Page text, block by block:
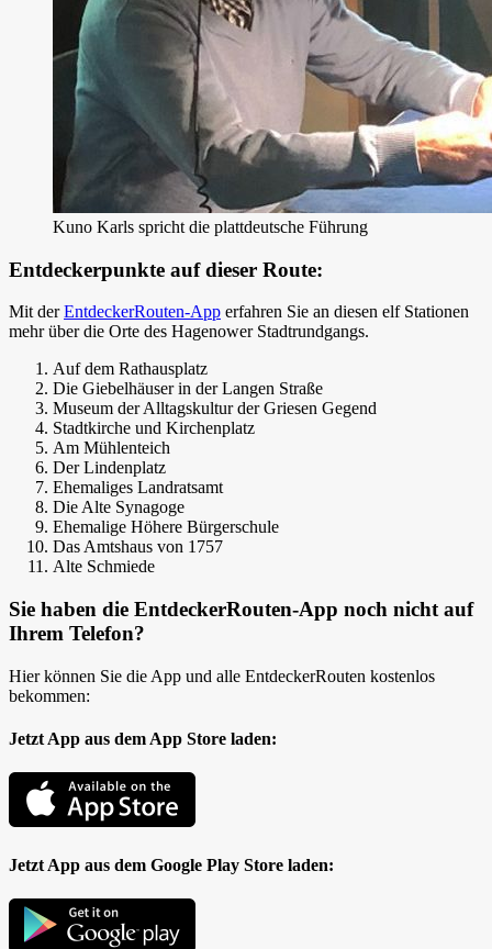
Kuno Karls spricht die plattdeutsche Führung
Entdeckerpunkte auf dieser Route:
Mit derEntdeckerRouten-App erfahren Sie an diesen elf Stationen
mehr über die Orte des Hagenower Stadtrundgangs.
Auf dem Rathausplatz
Die Giebelhäuser in der Langen Straße
Museum der Alltagskultur der Griesen Gegend
Stadtkirche und Kirchenplatz
Am Mühlenteich
Der Lindenplatz
Ehemaliges Landratsamt
Die Alte Synagoge
Ehemalige Höhere Bürgerschule
Das Amtshaus von 1757
Alte Schmiede
Sie haben die EntdeckerRouten-App noch nicht auf
Ihrem Telefon?
Hier können Sie die App und alle EntdeckerRouten kostenlos
bekommen:
Jetzt App aus dem App Store laden:
Jetzt App aus dem Google Play Store laden: